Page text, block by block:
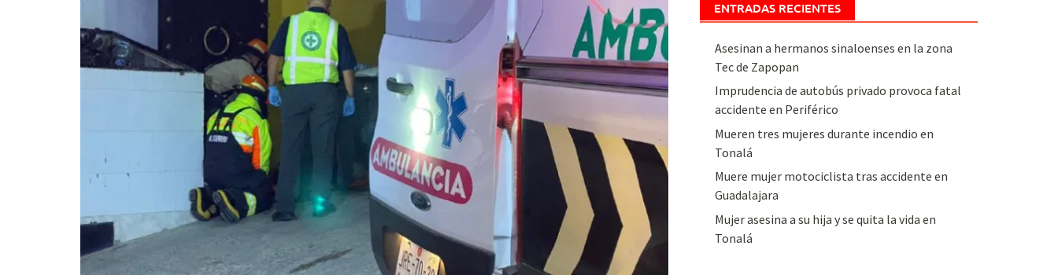
ENTRADAS RECIENTES
Asesinan a hermanos sinaloenses en la zona
Tec de Zapopan
Imprudencia de autobús privado provoca fatal
accidente en Periférico
Mueren tres mujeres durante incendio en
Tonalá
Muere mujer motociclista tras accidente en
Guadalajara
Mujer asesina a su hija y se quita la vida en
Tonalá